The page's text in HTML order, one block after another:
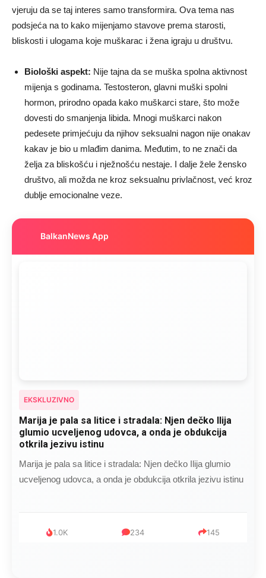
vjeruju da se taj interes samo transformira. Ova tema nas
podsjeća na to kako mijenjamo stavove prema starosti,
bliskosti i ulogama koje muškarac i žena igraju u društvu.
Biološki aspekt: Nije tajna da se muška spolna aktivnost
mijenja s godinama. Testosteron, glavni muški spolni
hormon, prirodno opada kako muškarci stare, što može
dovesti do smanjenja libida. Mnogi muškarci nakon
pedesete primjećuju da njihov seksualni nagon nije onakav
kakav je bio u mlađim danima. Međutim, to ne znači da
želja za bliskošću i nježnošću nestaje. I dalje žele žensko
društvo, ali možda ne kroz seksualnu privlačnost, već kroz
dublje emocionalne veze.
BalkanNews App
EKSKLUZIVNO
Marija je pala sa litice i stradala: Njen dečko Ilija
glumio ucveljenog udovca, a onda je obdukcija
otkrila jezivu istinu
Marija je pala sa litice i stradala: Njen dečko Ilija glumio
ucveljenog udovca, a onda je obdukcija otkrila jezivu istinu
1.0K 234 145